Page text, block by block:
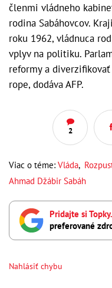
členmi vládneho
rodina Sabáhovcov.
roku 1962, vládnuca
vplyv na politiku.
reformy a
rope, dodáva AFP.
2
Viac o téme: Vláda,
Ahmad Džábir Sabáh
Pridajte si
preferované
Nahlásiť chybu